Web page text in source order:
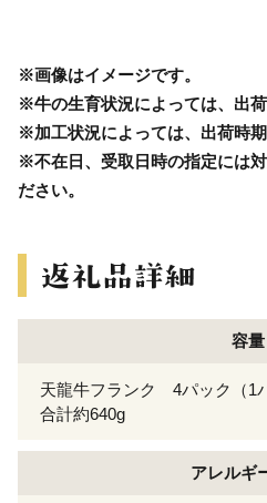
※画像はイメージです。
※牛の生育状況によっては、出
※加工状況によっては、出荷時期
※不在日、受取日時の指定には
ださい。
容量
天龍牛フランク 4パック（1
合計約640g
アレルギ